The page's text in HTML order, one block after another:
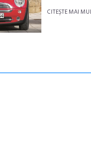
CITEŞTE MAI